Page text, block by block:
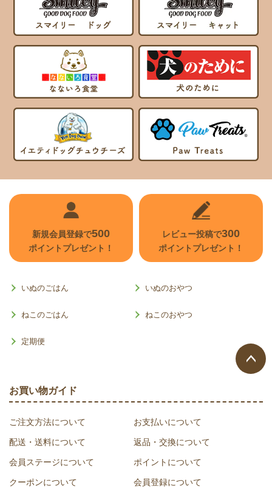
新規会員登録で500
ポイントプレゼント！
レビュー投稿で300
ポイントプレゼント！
いぬのごはん いぬのおやつ
ねこのごはん ねこのおやつ
定期便
お買い物ガイド
ご注文方法について お支払いについて
配送・送料について 返品・交換について
会員ステージについて ポイントについて
クーポンについて 会員登録について